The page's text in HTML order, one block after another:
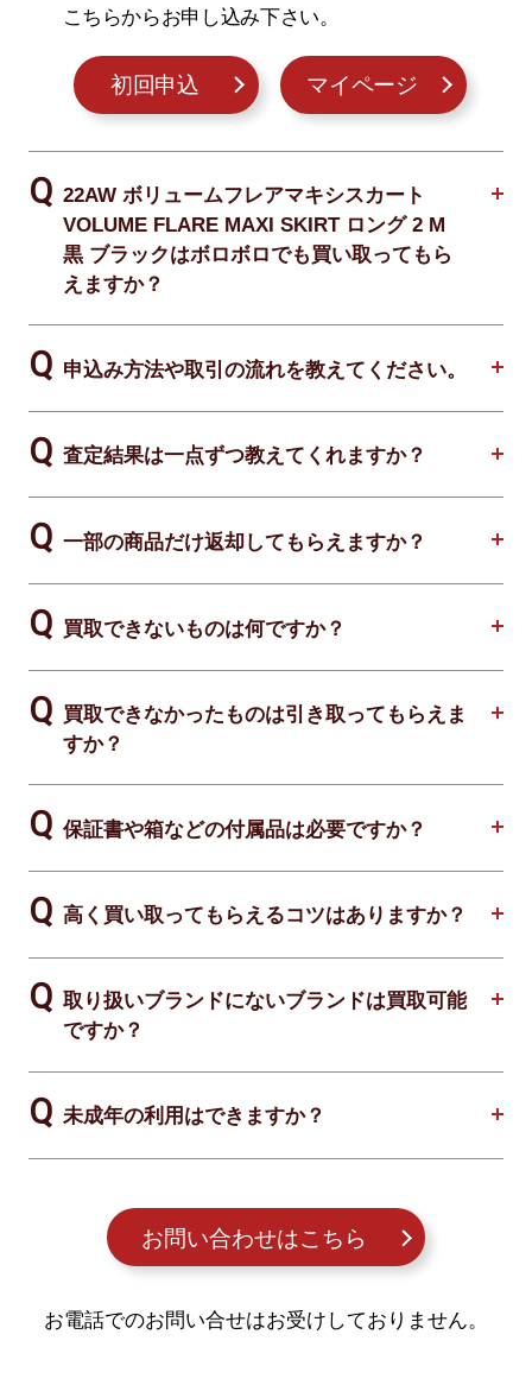
こちらからお申し込み下さい。
初回申込 マイページ
22AW ボリュームフレアマキシスカート
VOLUME FLARE MAXI SKIRT ロング 2 M
黒 ブラックはボロボロでも買い取ってもら
えますか？
申込み方法や取引の流れを教えてください。
査定結果は一点ずつ教えてくれますか？
一部の商品だけ返却してもらえますか？
買取できないものは何ですか？
買取できなかったものは引き取ってもらえま
すか？
保証書や箱などの付属品は必要ですか？
高く買い取ってもらえるコツはありますか？
取り扱いブランドにないブランドは買取可能
ですか？
未成年の利用はできますか？
お問い合わせはこちら
お電話でのお問い合せはお受けしておりません。